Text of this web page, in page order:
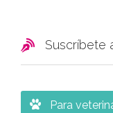
 Suscríbete
 Para